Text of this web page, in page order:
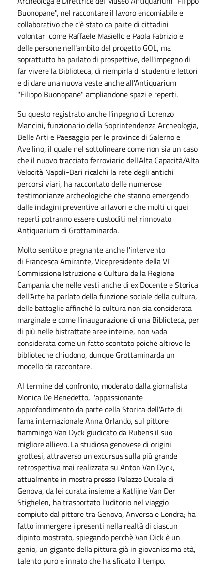
Buonopane", nel raccontare il lavoro encomiabile e
collaborativo che c'è stato da parte di cittadini
volontari come Raffaele Masiello e Paola Fabrizio e
delle persone nell'ambito del progetto GOL, ma
soprattutto ha parlato di prospettive, dell'impegno di
far vivere la Biblioteca, di riempirla di studenti e lettori
e di dare una nuova veste anche all'Antiquarium
"Filippo Buonopane" ampliandone spazi e reperti.
Su questo registrato anche l'inpegnodi Lorenzo
Mancini, funzionario della SoprintendenzaArcheologia,
Belle Arti e Paesaggio per le province di Salerno e
Avellino, il quale nel sottolineare come non sia un caso
che il nuovo tracciato ferroviario dell'Alta Capacità/Alta
Velocità Napoli-Bari ricalchi la rete degli antichi
percorsi viari, ha raccontato delle numerose
testimonianze archeologiche che stanno emergendo
dalle indagini preventive ai lavori e che molti di quei
reperti potranno essere custoditi nel rinnovato
Antiquarium di Grottaminarda.
Molto sentito e pregnante anche l'intervento
di Francesca Amirante, Vicepresidente della VI
Commissione Istruzione e Cultura della Regione
Campania che nelle vesti anche di ex Docente e Storica
dell'Arte ha parlato della funzione sociale della cultura,
delle battaglie affinchè la cultura non sia considerata
marginale e come l'inaugurazione di una Biblioteca, per
di più nelle bistrattate aree interne, non vada
considerata come un fatto scontato poichè altrove le
biblioteche chiudono, dunque Grottaminarda un
modello da raccontare.
Al termine del confronto, moderato dalla giornalista
Monica De Benedetto, l'appassionante
approfondimento da parte della Storica dell'Arte di
fama internazionale Anna Orlando, sul pittore
fiammingo Van Dyck giudicato da Rubens il suo
migliore allievo. La studiosa genovese di origini
grottesi, attraverso un excursus sulla più grande
retrospettiva mai realizzata su Anton Van Dyck,
attualmente in mostra presso Palazzo Ducale di
Genova, da lei curata insieme a Katlijne Van Der
Stighelen, ha trasportato l'uditorio nel viaggio
compiuto dal pittore tra Genova, Anversa e Londra; ha
fatto immergere i presenti nella realtà di ciascun
dipinto mostrato, spiegando perchè Van Dick è un
genio, un gigante della pittura già in giovanissima età,
talento puro e innato che ha sfidato il tempo.